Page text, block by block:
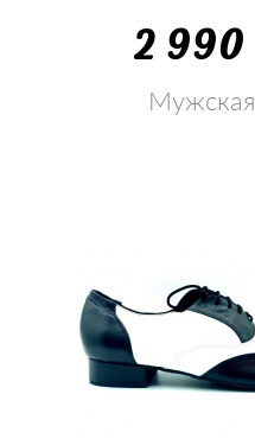
2 990
Мужская